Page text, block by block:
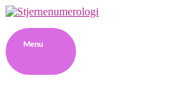
Menu